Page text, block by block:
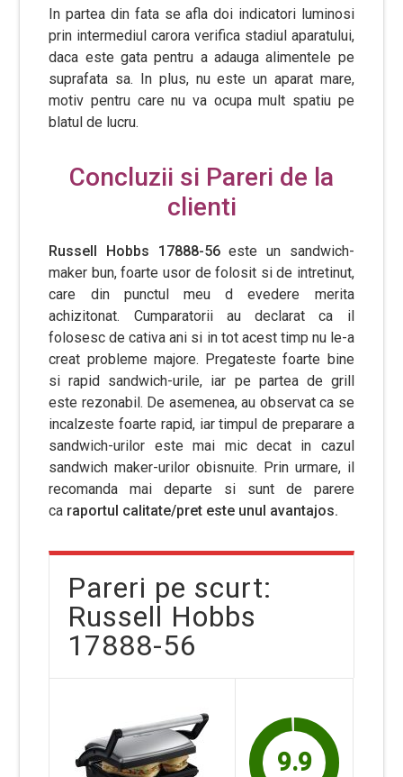
In partea din fata se afla doi indicatori luminosi
prin intermediul carora verifica stadiul aparatului,
daca este gata pentru a adauga alimentele pe
suprafata sa. In plus, nu este un aparat mare,
motiv pentru care nu va ocupa mult spatiu pe
blatul de lucru.
Concluzii si Pareri de la
clienti
Russell Hobbs 17888-56este un sandwich-
maker bun, foarte usor de folosit si de intretinut,
care din punctul meu d evedere merita
achizitonat. Cumparatorii au declarat ca il
folosesc de cativa ani si in tot acest timp nu le-a
creat probleme majore. Pregateste foarte bine
si rapid sandwich-urile, iar pe partea de grill
este rezonabil. De asemenea, au observat ca se
incalzeste foarte rapid, iar timpul de preparare a
sandwich-urilor este mai mic decat in cazul
sandwich maker-urilor obisnuite. Prin urmare, il
recomanda mai departe si sunt de parere
ca raportul calitate/pret este unul avantajos.
Pareri pe scurt:
Russell Hobbs
17888-56
9.9